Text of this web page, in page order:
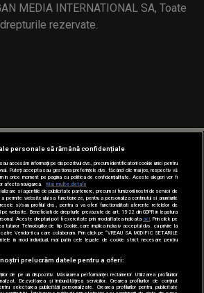
MEDIA INTERNATIONAL SA, Toate
drepturile rezervate.
personale să rămână confidențiale
accesăm informații pe dispozitivul dvs., precum identificatorii cookie unici pentru
Puteți accepta sau gestiona preferințele dvs. făcând clic mai jos, respectiv vă
în orice moment pe pagina cu politica de confidențialitate. Aceste alegeri vor fi
afecta navigarea.
Mai multe detalii
si agentiile de publicitate partenere, precum si furnizorii nostri de servicii de
permite website-ului sa functioneze, pentru a personaliza continutul si anunturile
si/sau profilul dvs., pentru a va oferi functionalitati aferente retelelor de
website. Beneficiati de drepturile prevazute de art. 15-22 din GDPR in legatura
Aceste drepturi pot fi exercitate prin modalitatea indicataaici . Prin click pe
tuturor Tehnologiilor de tip Cookie, care implica inclusiv acceptul dvs. cu privire la
Vendor-ii cu care colaboram. Prin click pe “VREAU SA MODIFIC SETARILE
in mod individual, mai putin cele legate de cookie strict necesare pentru
prelucrăm datele pentru a oferi:
de pe un dispozitiv. Măsurarea performanței reclamelor. Utilizarea profilurilor
Dezvoltarea și îmbunătățirea serviciilor. Crearea profilurilor de conținut
selectarea publicității personalizate. Crearea profilurilor pentru publicitate